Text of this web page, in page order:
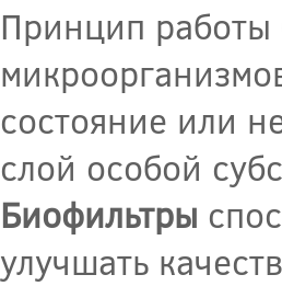
Принцип работы
состояние или
слой особой
Биофильтры
улучшать